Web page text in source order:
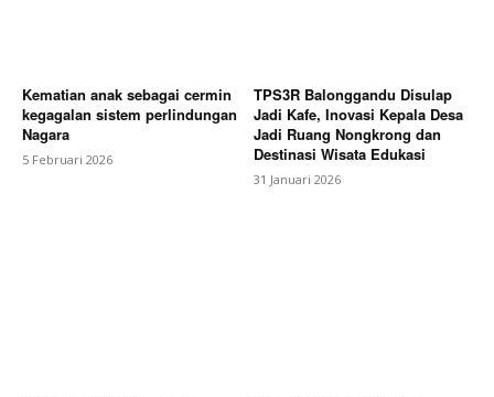
Kematian anak sebagai cermin
kegagalan sistem perlindungan
Nagara
5 Februari 2026
TPS3R Balonggandu Disulap
Jadi Kafe, Inovasi Kepala Desa
Jadi Ruang Nongkrong dan
Destinasi Wisata Edukasi
31 Januari 2026